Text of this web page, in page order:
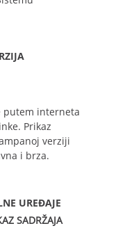
putem interneta
Prikaz
verziji
i brza.
UREĐAJE
SADRŽAJA